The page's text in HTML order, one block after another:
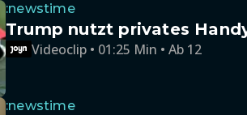
:newstime
Trump nutzt privates
Videoclip • 01:25 Min • Ab 12
:newstime